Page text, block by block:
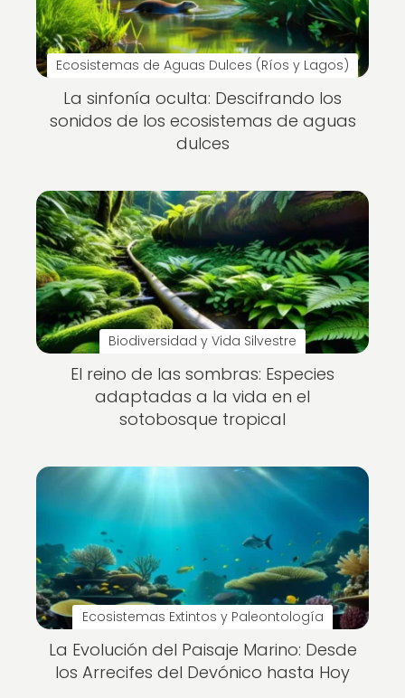
Ecosistemas de Aguas Dulces (Ríos y Lagos)
La sinfonía oculta: Descifrando los
sonidos de los ecosistemas de aguas
dulces
Biodiversidad y Vida Silvestre
El reino de las sombras: Especies
adaptadas a la vida en el
sotobosque tropical
Ecosistemas Extintos y Paleontología
La Evolución del Paisaje Marino: Desde
los Arrecifes del Devónico hasta Hoy